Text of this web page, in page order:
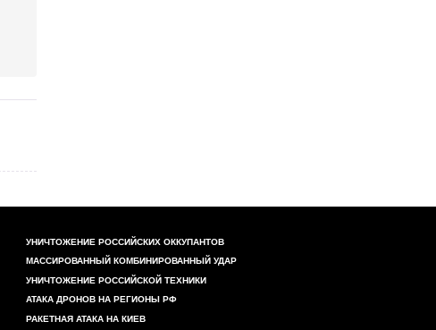
УНИЧТОЖЕНИЕ РОССИЙСКИХ ОККУПАНТОВ
МАССИРОВАННЫЙ КОМБИНИРОВАННЫЙ УДАР
УНИЧТОЖЕНИЕ РОССИЙСКОЙ ТЕХНИКИ
АТАКА ДРОНОВ НА РЕГИОНЫ РФ
РАКЕТНАЯ АТАКА НА КИЕВ